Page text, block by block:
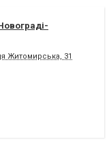
Житомирська, 31